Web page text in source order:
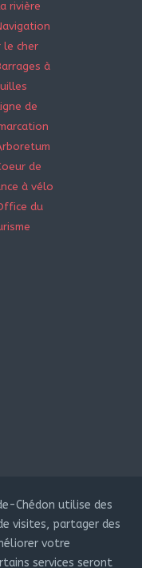
Chédon utilise des
visites, partager des
votre
services seront
rivière
le cher
à
de
de
à vélo
du